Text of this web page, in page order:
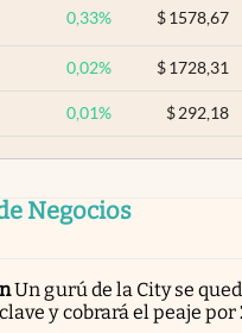
0,33% $ 1578,67
0,02% $ 1728,31
0,01% $ 292,18
Negocios
Un gurú de la City se
y cobrará el peaje por